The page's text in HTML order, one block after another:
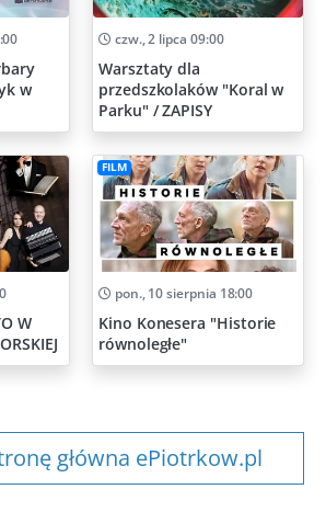
w
czw., 2 lipca 09:00
Warsztaty dla
przedszkolaków "Koral w
Parku" / ZAPISY
W
FILM
pon., 10 sierpnia 18:00
Kino Konesera "Historie
równoległe"
główna ePiotrkow.pl